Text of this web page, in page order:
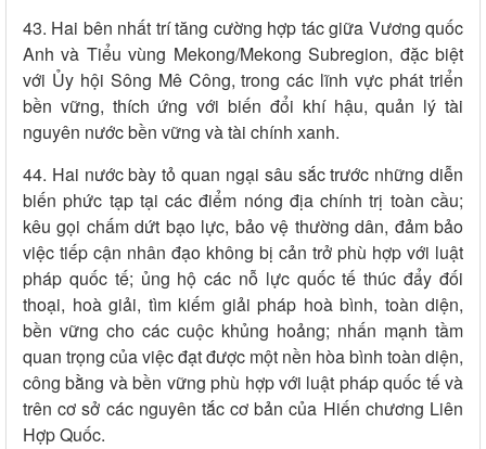
43. Hai bên nhất trí tăng cường hợp tác giữa Vương quốc
Anh và Tiểu vùng Mekong/Mekong Subregion, đặc biệt
với Ủy hội Sông Mê Công, trong các lĩnh vực phát triển
bền vững, thích ứng với biến đổi khí hậu, quản lý tài
nguyên nước bền vững và tài chính xanh.
44. Hai nước bày tỏ quan ngại sâu sắc trước những diễn
biến phức tạp tại các điểm nóng địa chính trị toàn cầu;
kêu gọi chấm dứt bạo lực, bảo vệ thường dân, đảm bảo
việc tiếp cận nhân đạo không bị cản trở phù hợp với luật
pháp quốc tế; ủng hộ các nỗ lực quốc tế thúc đẩy đối
thoại, hoà giải, tìm kiếm giải pháp hoà bình, toàn diện,
bền vững cho các cuộc khủng hoảng; nhấn mạnh tầm
quan trọng của việc đạt được một nền hòa bình toàn diện,
công bằng và bền vững phù hợp với luật pháp quốc tế và
trên cơ sở các nguyên tắc cơ bản của Hiến chương Liên
Hợp Quốc.